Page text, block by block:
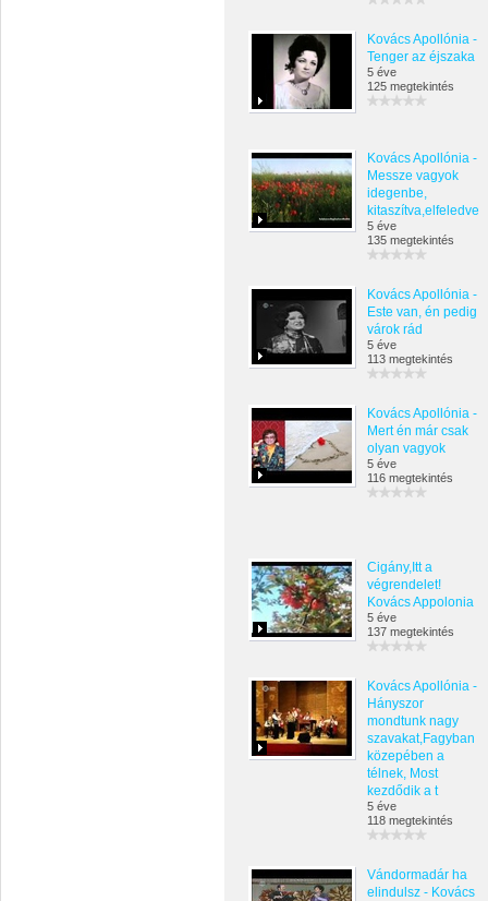
Kovács Apollónia -
Tenger az éjszaka
5 éve
125 megtekintés
Kovács Apollónia -
Messze vagyok
idegenbe,
kitaszítva,elfeledve
5 éve
135 megtekintés
Kovács Apollónia -
Este van, én pedig
várok rád
5 éve
113 megtekintés
Kovács Apollónia -
Mert én már csak
olyan vagyok
5 éve
116 megtekintés
Cigány,Itt a
végrendelet!
Kovács Appolonia
5 éve
137 megtekintés
Kovács Apollónia -
Hányszor
mondtunk nagy
szavakat,Fagyban
közepében a
télnek, Most
kezdődik a t
5 éve
118 megtekintés
Vándormadár ha
elindulsz - Kovács